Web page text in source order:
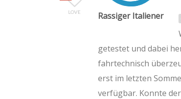
LOVE Rassiger Italiener
getestet und dabei
fahrtechnisch
erst im letzten
verfügbar. Konnte